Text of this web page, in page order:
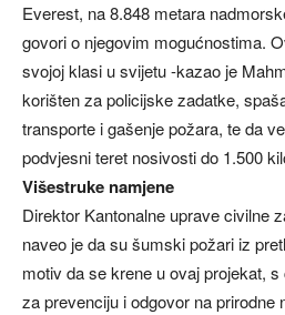
Everest, na 8.848 metara
govori o njegovim mogućnostima.
svojoj klasi u svijetu -kazao je
korišten za policijske zadatke,
transporte i gašenje požara, te da
podvjesni teret nosivosti do 1.500
Višestruke namjene
Direktor Kantonalne uprave civilne
naveo je da su šumski požari iz
motiv da se krene u ovaj projekat,
za prevenciju i odgovor na prirodne